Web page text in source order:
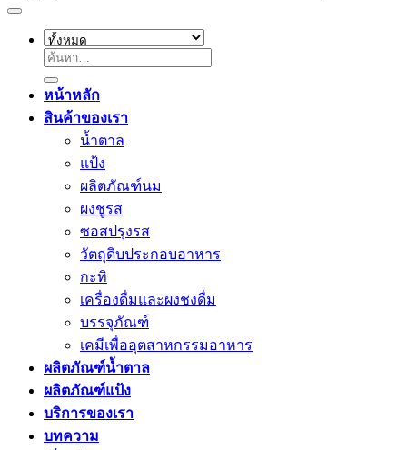
ค้นหา:
หน้าหลัก
สินค้าของเรา
น้ำตาล
แป้ง
ผลิตภัณฑ์นม
ผงชูรส
ซอสปรุงรส
วัตถุดิบประกอบอาหาร
กะทิ
เครื่องดื่มและผงชงดื่ม
บรรจุภัณฑ์
เคมีเพื่ออุตสาหกรรมอาหาร
ผลิตภัณฑ์น้ำตาล
ผลิตภัณฑ์แป้ง
บริการของเรา
บทความ